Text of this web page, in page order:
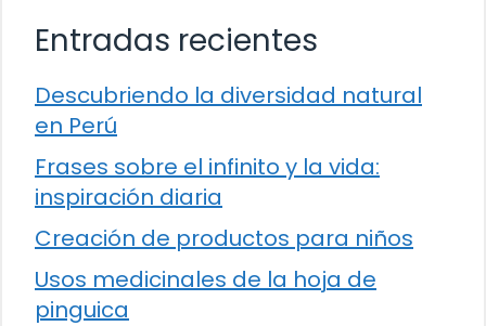
Entradas recientes
Descubriendo la diversidad natural
en Perú
Frases sobre el infinito y la vida:
inspiración diaria
Creación de productos para niños
Usos medicinales de la hoja de
pinguica